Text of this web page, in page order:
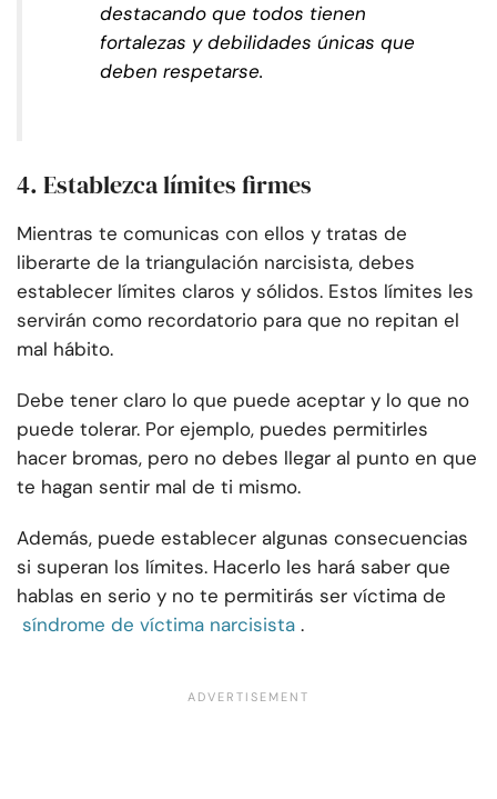
destacando que todos tienen
fortalezas y debilidades únicas que
deben respetarse.
4. Establezca límites firmes
Mientras te comunicas con ellos y tratas de
liberarte de la triangulación narcisista, debes
establecer límites claros y sólidos. Estos límites les
servirán como recordatorio para que no repitan el
mal hábito.
Debe tener claro lo que puede aceptar y lo que no
puede tolerar. Por ejemplo, puedes permitirles
hacer bromas, pero no debes llegar al punto en que
te hagan sentir mal de ti mismo.
Además, puede establecer algunas consecuencias
si superan los límites. Hacerlo les hará saber que
hablas en serio y no te permitirás ser víctima de
síndrome de víctima narcisista .